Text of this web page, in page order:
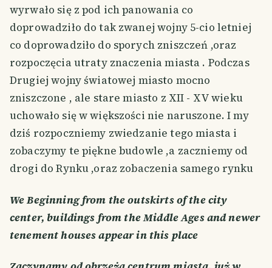
wyrwało się z pod ich panowania co
doprowadziło do tak zwanej wojny 5-cio letniej
co doprowadziło do sporych zniszczeń ,oraz
rozpoczęcia utraty znaczenia miasta . Podczas
Drugiej wojny światowej miasto mocno
zniszczone , ale stare miasto z XII - XV wieku
uchowało się w większości nie naruszone. I my
dziś rozpoczniemy zwiedzanie tego miasta i
zobaczymy te piękne budowle ,a zaczniemy od
drogi do Rynku ,oraz zobaczenia samego rynku
We Beginning from the outskirts of the city
center, buildings from the Middle Ages and newer
tenement houses appear in this place